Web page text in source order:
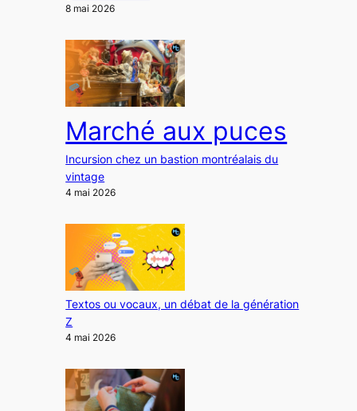
8 mai 2026
Marché aux puces
Incursion chez un bastion montréalais du
vintage
4 mai 2026
Textos ou vocaux, un débat de la génération
Z
4 mai 2026